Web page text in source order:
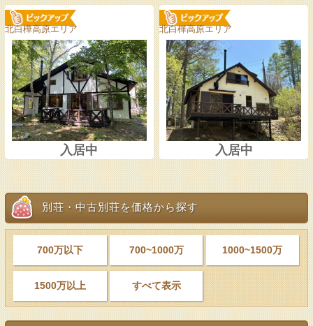
北白樺高原エリア
入居中
北白樺高原エリア
入居中
別荘・中古別荘を価格から探す
700万以下 700~1000万 1000~1500万
1500万以上 すべて表示